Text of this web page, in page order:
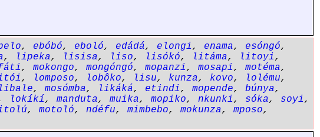
, ebóbó, eboló, edádá, elongi, enama, esóngó,
, lipeka, lisisa, liso, lisókó, litáma, litoyi,
, mokongo, mongóngó, mopanzi, mosapi, motéma,
, lomposo, lobôko, lisu, kunza, kovo, lolému,
libale, mosómba, likáká, etindi, mopende, búnya,
lokíkí, manduta, muika, mopiko, nkunki, sóka, soyi,
, motoló, ndéfu, mimbebo, mokunza, mposo,